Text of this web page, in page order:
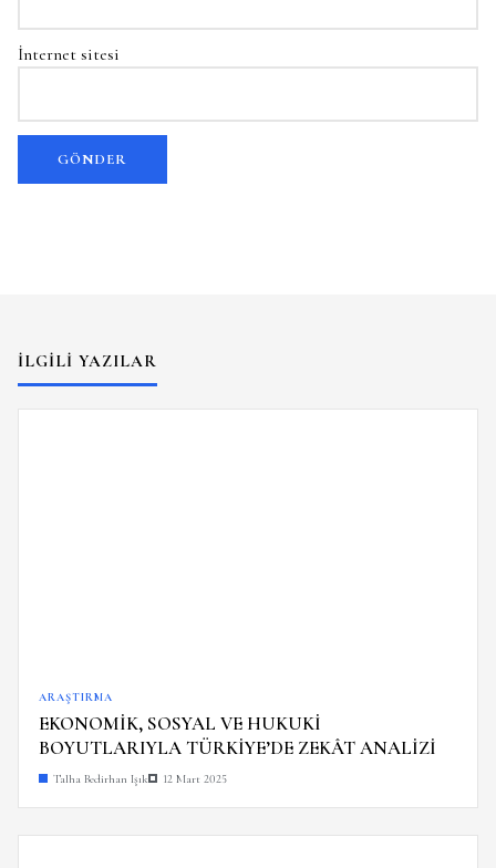
İnternet sitesi
İLGILI YAZILAR
ARAŞTIRMA
EKONOMİK, SOSYAL VE HUKUKİ
BOYUTLARIYLA TÜRKİYE’DE ZEKÂT ANALİZİ
Talha Bedirhan Işık 12 Mart 2025